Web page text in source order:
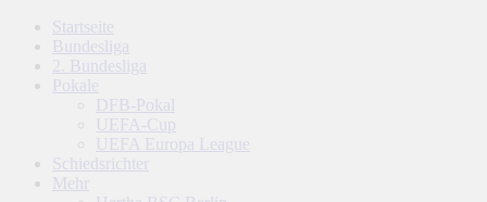
Startseite
Bundesliga
2. Bundesliga
Pokale
DFB-Pokal
UEFA-Cup
UEFA Europa League
Schiedsrichter
Mehr